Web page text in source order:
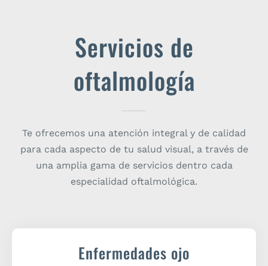
Servicios de
oftalmología
Te ofrecemos una atención integral y de calidad
para cada aspecto de tu salud visual, a través de
una amplia gama de servicios dentro cada
especialidad oftalmológica.
Enfermedades ojo